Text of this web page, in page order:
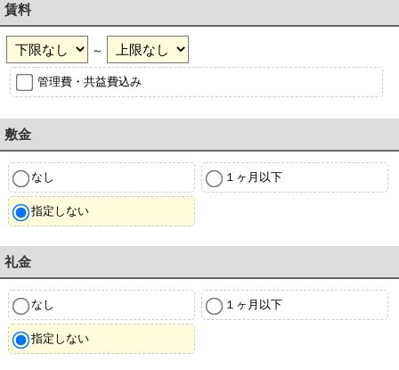
賃料
～
管理費・共益費込み
敷金
なし １ヶ月以下
指定しない
礼金
なし １ヶ月以下
指定しない